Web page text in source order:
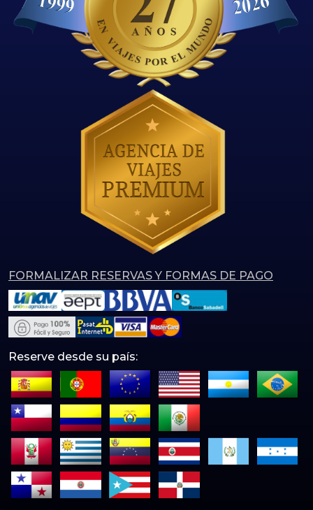
FORMALIZAR RESERVAS Y FORMAS DE PAGO
Reserve desde su país: